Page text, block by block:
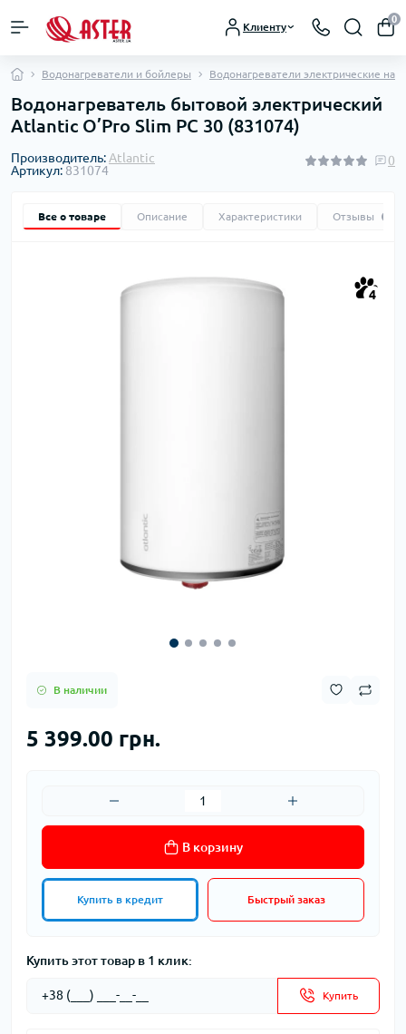
Клиенту
0
Водонагреватели и бойлеры Водонагреватели электрические
Водонагреватель бытовой электрический
Atlantic O’Pro Slim PC 30 (831074)
Производитель: Atlantic
Артикул: 831074
0
Все о товаре Описание Характеристики Отзывы
4
В наличии
5 399.00 грн.
В корзину
Купить в кредит Быстрый заказ
Купить этот товар в 1 клик:
Купить